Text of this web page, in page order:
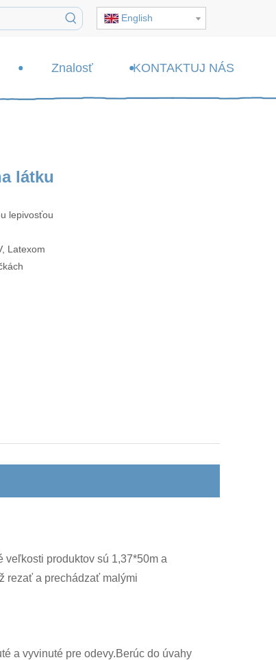
English
Znalosť KONTAKTUJ NÁS
látku
lepivosťou
Latexom
produktov sú 1,37*50m a
rezať a prechádzať malými
a vyvinuté pre odevy.Berúc do úvahy